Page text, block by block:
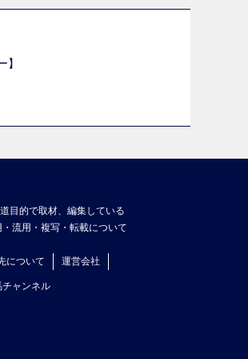
目的で取材、編集している
流用・複写・転載について
について 運営会社
チャンネル